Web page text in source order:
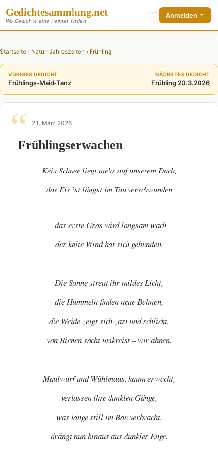
Gedichtesammlung.net
Wo Gedichte eine Heimat finden
Anmelden
Startseite › Natur-Jahreszeiten › Frühling
VORIGES GEDICHT
Frühlings-Maid-Tanz
NÄCHSTES GEDICHT
Frühling 20.3.2026
23. März 2026
Frühlingserwachen
Kein Schnee liegt mehr auf unserem Dach,
das Eis ist längst im Tau verschwunden
das erste Gras wird langsam wach
der kalte Wind hat sich gebunden.
Die Sonne streut ihr mildes Licht,
die Hummeln finden neue Bahnen,
die Weide zeigt sich zart und schlicht,
von Bienen sacht umkreist – wir ahnen.
Maulwurf und Wühlmaus, kaum erwacht,
verlassen ihre dunklen Gänge,
was lange still im Bau verbracht,
drängt nun hinaus aus dunkler Enge.